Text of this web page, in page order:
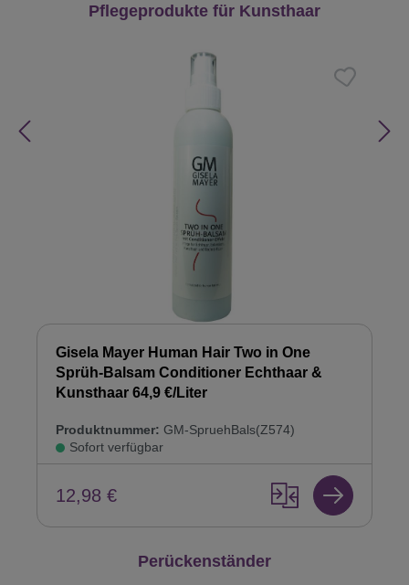
Produktgalerie überspringen
Pflegeprodukte für Kunsthaar
Gisela Mayer Human Hair Two in One
Sprüh-Balsam Conditioner Echthaar &
Kunsthaar 64,9 €/Liter
Produktnummer: GM-SpruehBals(Z574)
Sofort verfügbar
12,98 €
Produktgalerie überspringen
Perückenständer